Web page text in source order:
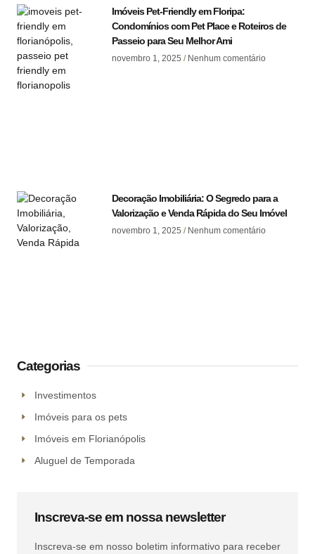
Imóveis Pet-Friendly em Floripa:
Condomínios com Pet Place e Roteiros de
Passeio para Seu Melhor Ami
novembro 1, 2025 Nenhum comentário
Decoração Imobiliária: O Segredo para a
Valorização e Venda Rápida do Seu Imóvel
novembro 1, 2025 Nenhum comentário
Categorias
Investimentos
Imóveis para os pets
Imóveis em Florianópolis
Aluguel de Temporada
Inscreva-se em nossa newsletter
Inscreva-se em nosso boletim informativo para receber